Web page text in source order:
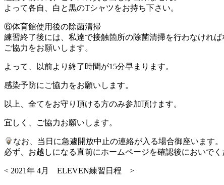
よって各自、白と黒のTシャツをお持ち下さい。
⑥体育館使用後の除菌清掃
練習終了後には、私達で接触箇所の除菌清掃を行わなければ
ご協力をお願いします。
よって、以前より終了時間が15分早まります。
感染予防にご協力をお願いします。
以上、全てをお守り頂ける方のみ参加頂けます。
宜しく、ご協力お願いします。
なお、当日に急遽開放中止の連絡が入る場合御座います。
必ず、お越しになる直前にホームページを確認後においでく
< 2021年 4月 ELEVEN練習日程 >